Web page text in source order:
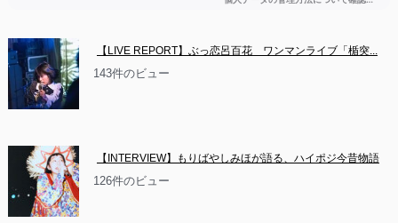
【LIVE REPORT】ぶっ恋呂百花　ワンマンライブ「楯突...
143件のビュー
【INTERVIEW】もりばやしみほが語る、ハイポジ今昔物語
126件のビュー